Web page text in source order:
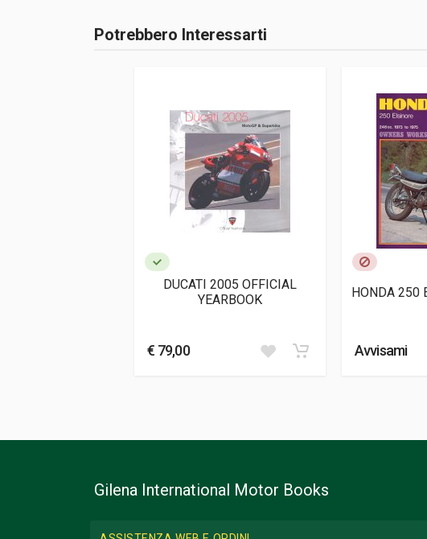
Data di stampa 09/2008
22 x 30,5 x 2,5 cm
Informazioni aggiuntive
Accedi o registrati
Potrebbero Interessarti
DUCATI 2005 OFFICIAL
YEARBOOK
€ 79,00 Avvisami
Gilena International Motor Books